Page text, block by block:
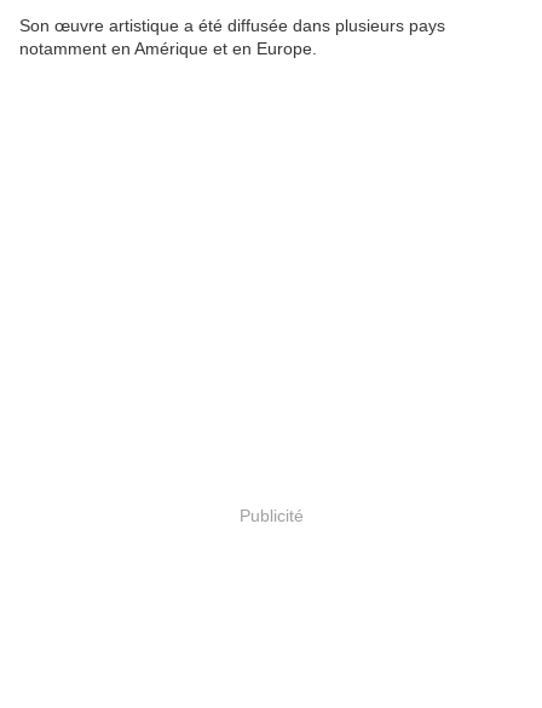
Son œuvre artistique a été diffusée dans plusieurs pays
notamment en Amérique et en Europe.
Publicité